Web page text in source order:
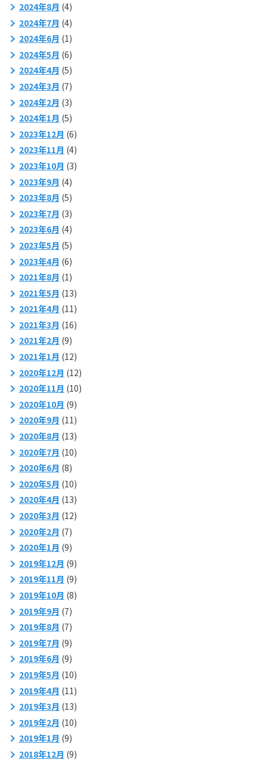
2024年8月 (4)
2024年7月 (4)
2024年6月 (1)
2024年5月 (6)
2024年4月 (5)
2024年3月 (7)
2024年2月 (3)
2024年1月 (5)
2023年12月 (6)
2023年11月 (4)
2023年10月 (3)
2023年9月 (4)
2023年8月 (5)
2023年7月 (3)
2023年6月 (4)
2023年5月 (5)
2023年4月 (6)
2021年8月 (1)
2021年5月 (13)
2021年4月 (11)
2021年3月 (16)
2021年2月 (9)
2021年1月 (12)
2020年12月 (12)
2020年11月 (10)
2020年10月 (9)
2020年9月 (11)
2020年8月 (13)
2020年7月 (10)
2020年6月 (8)
2020年5月 (10)
2020年4月 (13)
2020年3月 (12)
2020年2月 (7)
2020年1月 (9)
2019年12月 (9)
2019年11月 (9)
2019年10月 (8)
2019年9月 (7)
2019年8月 (7)
2019年7月 (9)
2019年6月 (9)
2019年5月 (10)
2019年4月 (11)
2019年3月 (13)
2019年2月 (10)
2019年1月 (9)
2018年12月 (9)